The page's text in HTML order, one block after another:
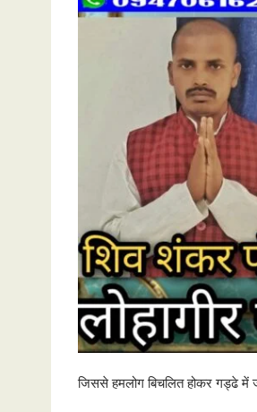
जिससे हमलोग बिचलित होकर गड्ढे में